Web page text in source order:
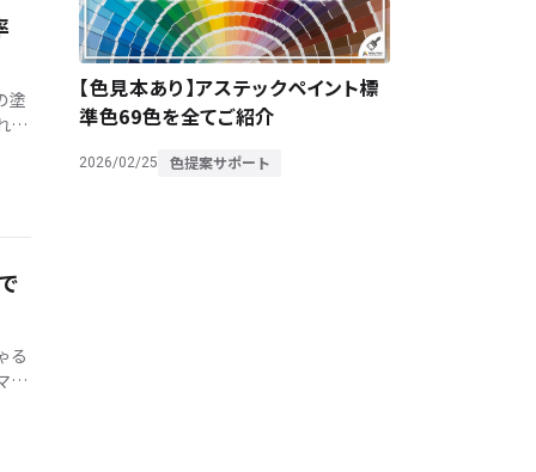
塗
る
ン
【色見本あり】アステックペイント標
準色69色を全てご紹介
2026/02/25 色提案サポート